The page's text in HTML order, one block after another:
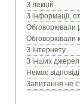
З лекцій
З інформації,
Обговорювали
Обговорювали
З Інтернету
З інших джерел
Немає відповіді
Запитання не